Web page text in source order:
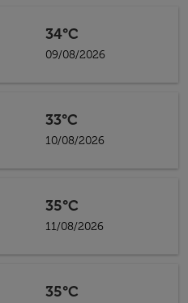
34°C
09/08/2026
33°C
10/08/2026
35°C
11/08/2026
35°C